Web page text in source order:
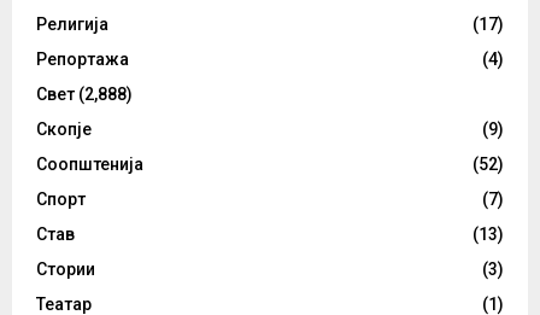
Религија
(17)
Репортажа
(4)
Свет (2,888)
Скопје
(9)
Соопштенија
(52)
Спорт
(7)
Став
(13)
Стории
(3)
Театар
(1)